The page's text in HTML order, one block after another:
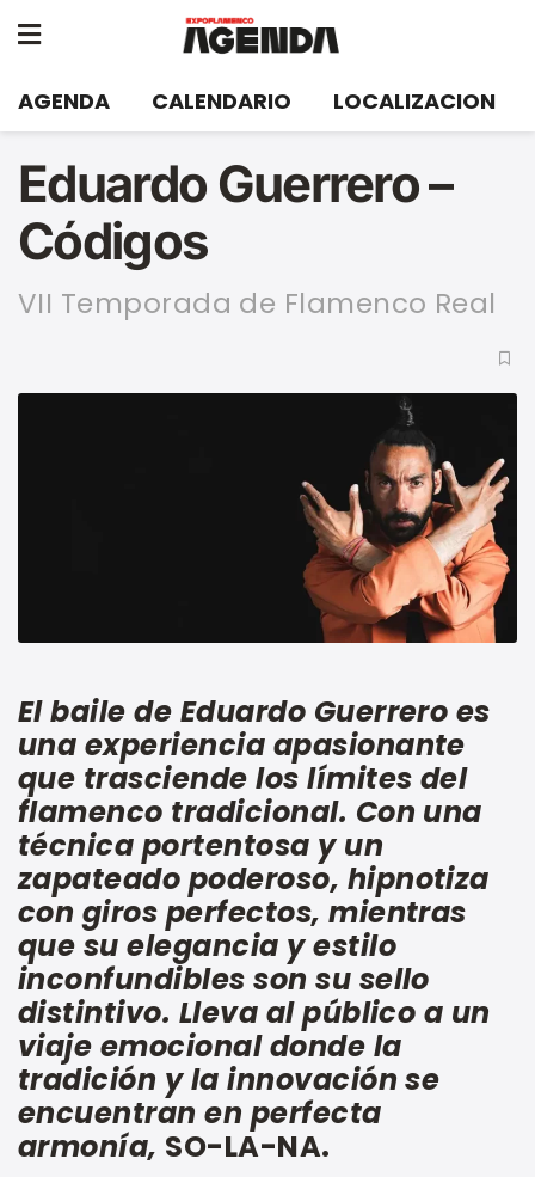
AGENDA CALENDARIO LOCALIZACION
Eduardo Guerrero –
Códigos
VII Temporada de Flamenco Real
El baile de Eduardo Guerrero es
una experiencia apasionante
que trasciende los límites del
flamenco tradicional. Con una
técnica portentosa y un
zapateado poderoso, hipnotiza
con giros perfectos, mientras
que su elegancia y estilo
inconfundibles son su sello
distintivo. Lleva al público a un
viaje emocional donde la
tradición y la innovación se
encuentran en perfecta
armonía, SO-LA-NA.